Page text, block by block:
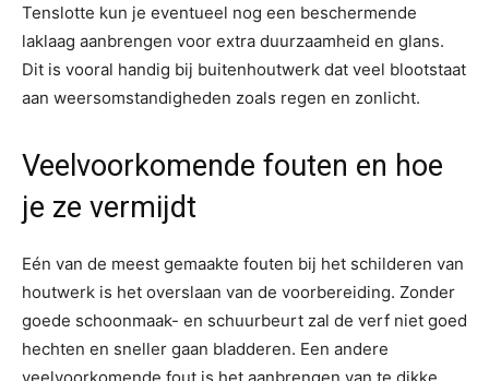
Tenslotte kun je eventueel nog een beschermende
laklaag aanbrengen voor extra duurzaamheid en glans.
Dit is vooral handig bij buitenhoutwerk dat veel blootstaat
aan weersomstandigheden zoals regen en zonlicht.
Veelvoorkomende fouten en hoe
je ze vermijdt
Eén van de meest gemaakte fouten bij het schilderen van
houtwerk is het overslaan van de voorbereiding. Zonder
goede schoonmaak- en schuurbeurt zal de verf niet goed
hechten en sneller gaan bladderen. Een andere